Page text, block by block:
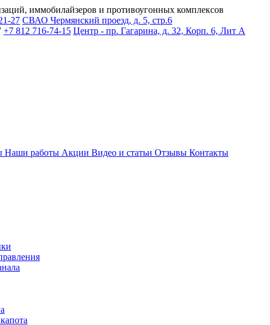
иммобилайзеров и противоугонных комплексов
27 СВАО Чермянский проезд, д. 5, стр.6
+7 812 716-74-15 Центр - пр. Гагарина, д. 32, Корп. 6, Лит А
Наши работы Акции Видео и статьи Отзывы Контакты